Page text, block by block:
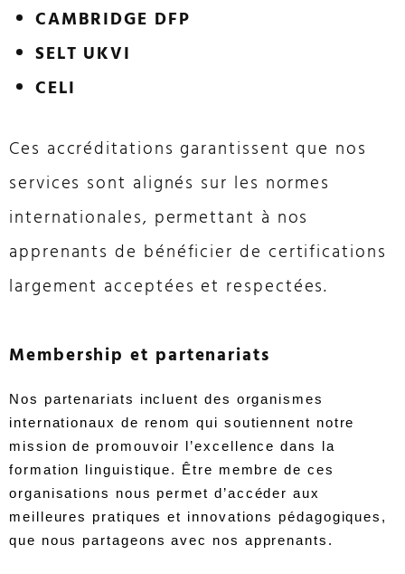
CAMBRIDGE DFP
SELT UKVI
CELI
Ces accréditations garantissent que nos
services sont alignés sur les normes
internationales, permettant à nos
apprenants de bénéficier de certifications
largement acceptées et respectées.
Membership et partenariats
Nos partenariats incluent des organismes
internationaux de renom qui soutiennent notre
mission de promouvoir l’excellence dans la
formation linguistique. Être membre de ces
organisations nous permet d’accéder aux
meilleures pratiques et innovations pédagogiques,
que nous partageons avec nos apprenants.